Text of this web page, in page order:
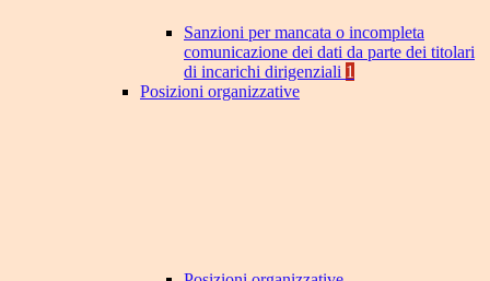
Sanzioni per mancata o incompleta
comunicazione dei dati da parte dei titolari
di incarichi dirigenziali 1
Posizioni organizzative